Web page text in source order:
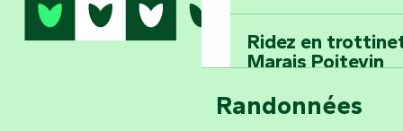
Ridez en
Marais Poitevin
Embarquez pour
Randonnées